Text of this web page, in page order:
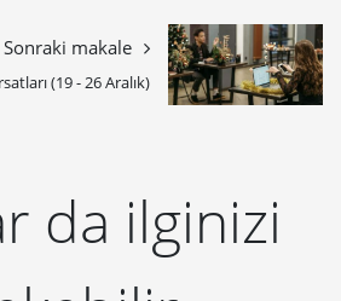
Sonraki makale
(19 - 26 Aralık)
da ilginizi